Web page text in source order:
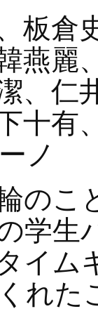
板倉
燕麗
、仁
十有
ノ
のこ
学生
イム
れた